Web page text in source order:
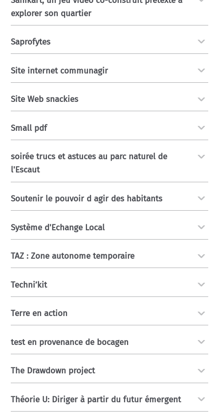
explorer son quartier
Saprofytes
Site internet communagir
Site Web snackies
Small pdf
soirée trucs et astuces au parc naturel de
l'Escaut
Soutenir le pouvoir d agir des habitants
Système d'Echange Local
TAZ : Zone autonome temporaire
Techni’kit
Terre en action
test en provenance de bocagen
The Drawdown project
Théorie U: Diriger à partir du futur émergent